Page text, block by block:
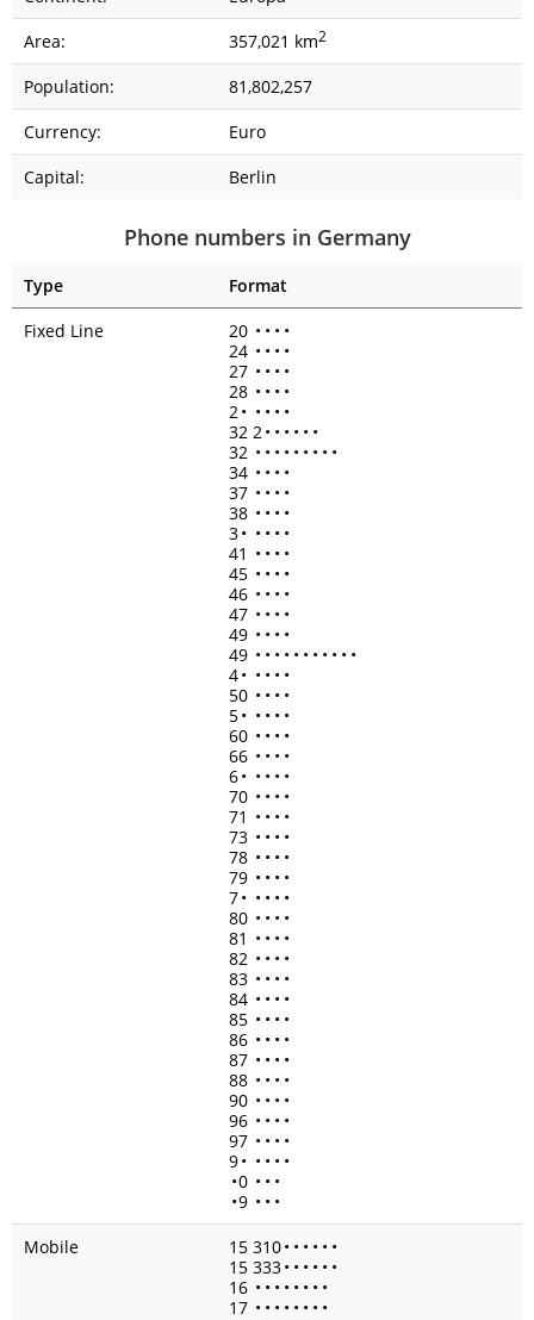
Area:
357,021 km2
Population:
81,802,257
Currency:
Euro
Capital:
Berlin
Phone numbers in Germany
Type
Format
Fixed Line
20 • • • •
24 • • • •
27 • • • •
28 • • • •
2• • • • •
32 2• • • • • •
32 • • • • • • • • •
34 • • • •
37 • • • •
38 • • • •
3• • • • •
41 • • • •
45 • • • •
46 • • • •
47 • • • •
49 • • • •
49 • • • • • • • • • • •
4• • • • •
50 • • • •
5• • • • •
60 • • • •
66 • • • •
6• • • • •
70 • • • •
71 • • • •
73 • • • •
78 • • • •
79 • • • •
7• • • • •
80 • • • •
81 • • • •
82 • • • •
83 • • • •
84 • • • •
85 • • • •
86 • • • •
87 • • • •
88 • • • •
90 • • • •
96 • • • •
97 • • • •
9• • • • •
•0 • • •
•9 • • •
Mobile
15 310• • • • • •
15 333• • • • • •
16 • • • • • • • •
17 • • • • • • • •